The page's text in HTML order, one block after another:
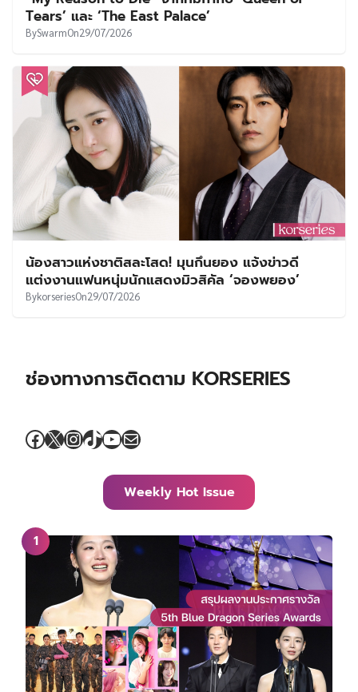
Tears’ และ ‘The East Palace’
BySwarmOn29/07/2026
น้องสาวแห่งชาติสละโสด! มุนกึนยอง แจ้งข่าวดี
แต่งงานแฟนหนุ่มนักแสดงมิวสิคัล ‘จองพยอง’
BykorseriesOn29/07/2026
ช่องทางการติดตาม KORSERIES
Facebook
X Instagram
TikTok
YouTube
Mail
Weekly Hot Issue